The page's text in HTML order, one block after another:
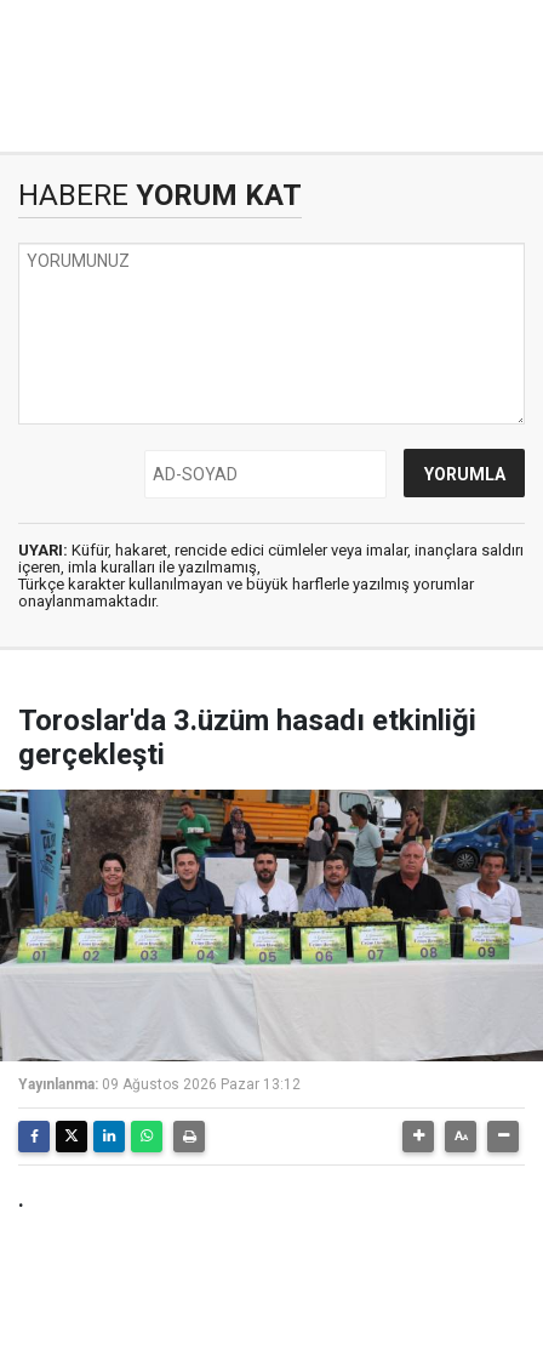
HABERE YORUM KAT
UYARI: Küfür, hakaret, rencide edici cümleler veya imalar, inançlara saldırı
içeren, imla kuralları ile yazılmamış,
Türkçe karakter kullanılmayan ve büyük harflerle yazılmış yorumlar
onaylanmamaktadır.
Toroslar'da 3.üzüm hasadı etkinliği
gerçekleşti
Yayınlanma: 09 Ağustos 2026 Pazar 13:12
.